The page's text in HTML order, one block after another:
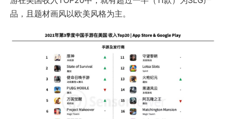
品，且题材画风以欧美风格为主。